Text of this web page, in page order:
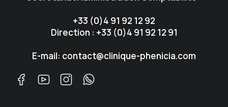
+33 (0)4 91 92 12 92
Direction : +33 (0)4 91 92 12 91
E-mail: contact@clinique-phenicia.com